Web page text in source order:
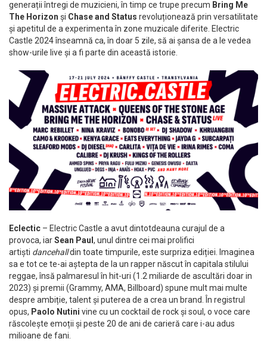
generații întregi de muzicieni, în timp ce trupe precum Bring Me
The Horizon și Chase and Status revoluționează prin versatilitate
și apetitul de a experimenta în zone muzicale diferite. Electric
Castle 2024 înseamnă ca, în doar 5 zile, să ai șansa de a le vedea
show-urile live și a fi parte din această istorie.
Eclectic – Electric Castle a avut dintotdeauna curajul de a
provoca, iarSean Paul , unul dintre cei mai prolifici
artiști dancehalldin toate timpurile, este surpriza ediției. Imaginea
sa e tot ce te-ai aștepta de la un rapper născut în capitala stilului
reggae, însă palmaresul în hit-uri (1.2 miliarde de ascultări doar in
2023) și premii (Grammy, AMA, Billboard) spune mult mai multe
despre ambiție, talent și puterea de a crea un brand. În registrul
opus, Paolo Nutini vine cu un cocktail de rock și soul, o voce care
răscolește emoții și peste 20 de ani de carieră care i-au adus
milioane de fani.